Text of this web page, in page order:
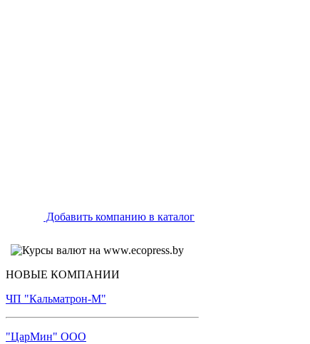
Добавить компанию в каталог
НОВЫЕ КОМПАНИИ
ЧП "Кальматрон-М"
"ЦарМин" ООО